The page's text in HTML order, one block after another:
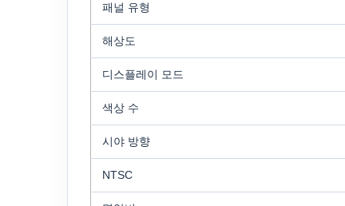
패널 유형
해상도
디스플레이 모드
색상 수
시야 방향
NTSC